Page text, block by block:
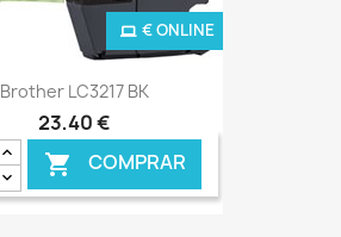
Brother LC3217 BK
23,40 €
 COMPRAR
€ ONLINE